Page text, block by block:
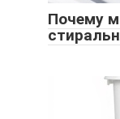
Почему